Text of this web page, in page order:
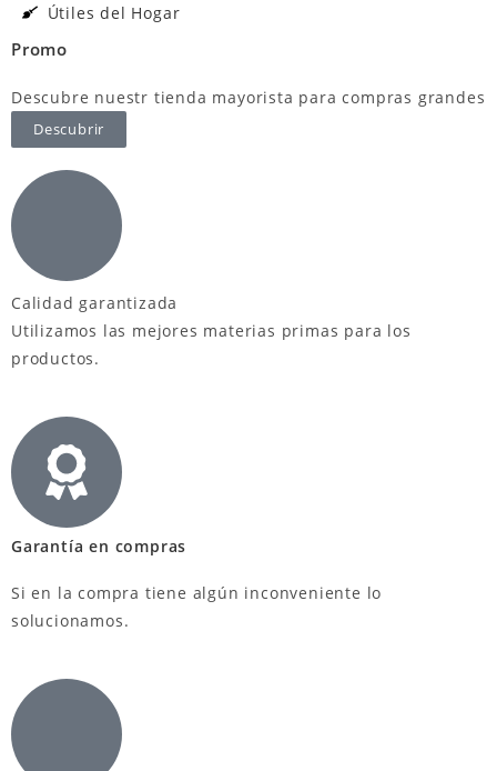
Útiles del Hogar
Promo
Descubre nuestr tienda mayorista para compras grandes
Descubrir
Calidad garantizada
Utilizamos las mejores materias primas para los
productos.
Garantía en compras
Si en la compra tiene algún inconveniente lo
solucionamos.